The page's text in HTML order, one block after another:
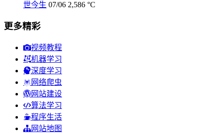
世今生 07/06 2,586 °C
更多精彩
视频教程
机器学习
深度学习
网络爬虫
网站建设
算法学习
程序生活
网站地图